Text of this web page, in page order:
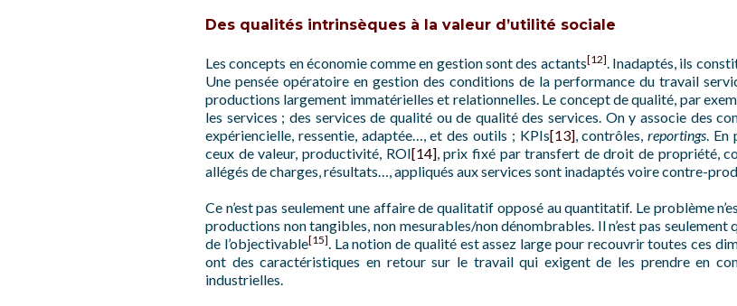
Des qualités intrinsèques à la valeur d’utilité sociale
Les concepts en économie comme en gestion sont des actants[12]. Inadaptés, ils
Une pensée opératoire en gestion des conditions de la performance du travail
productions largement immatérielles et relationnelles. Le concept de qualité, par
les services ; des services de qualité ou de qualité des services. On y associe des
expériencielle, ressentie, adaptée…, et des outils ; KPIs[13], contrôles,reportings. En
ceux de valeur, productivité, ROI[14], prix fixé par transfert de droit de propriété,
allégés de charges, résultats…, appliqués aux services sont inadaptés voire contre-
Ce n’est pas seulement une affaire de qualitatif opposé au quantitatif. Le problème
productions non tangibles, non mesurables/non dénombrables. Il n’est pas seulement
de l’objectivable[15]. La notion de qualité est assez large pour recouvrir toutes ces
ont des caractéristiques en retour sur le travail qui exigent de les prendre en
industrielles.